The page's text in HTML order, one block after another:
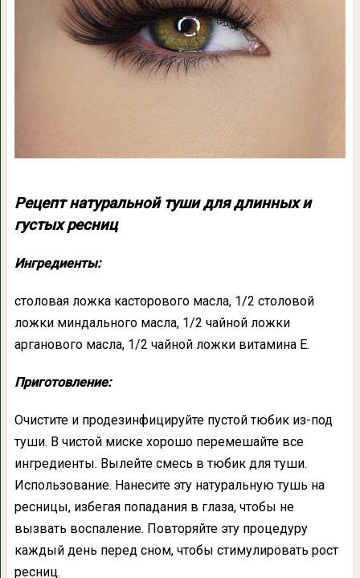
Рецепт натуральной туши для длинных и
густых ресниц
Ингредиенты:
столовая ложка касторового масла, 1/2 столовой
ложки миндального масла, 1/2 чайной ложки
арганового масла, 1/2 чайной ложки витамина Е.
Приготовление:
Очистите и продезинфицируйте пустой тюбик из-под
туши. В чистой миске хорошо перемешайте все
ингредиенты. Вылейте смесь в тюбик для туши.
Использование. Нанесите эту натуральную тушь на
ресницы, избегая попадания в глаза, чтобы не
вызвать воспаление. Повторяйте эту процедуру
каждый день перед сном, чтобы стимулировать рост
ресниц.